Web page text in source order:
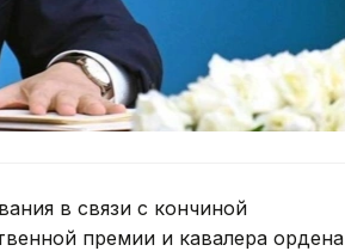
в связи с кончиной
премии и кавалера ордена